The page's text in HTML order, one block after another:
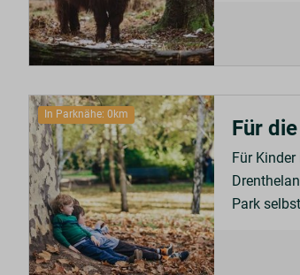
In Parknähe: 0km
Für
Für
Park